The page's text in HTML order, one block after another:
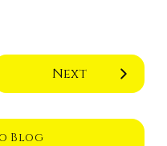
Next
Blog